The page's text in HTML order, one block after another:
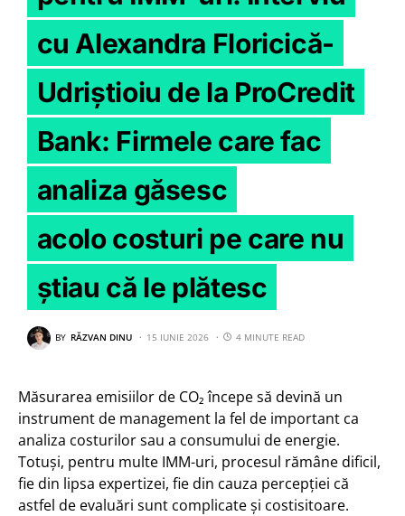
cu Alexandra Floricică-
Udriştioiu de la ProCredit
Bank: Firmele care fac
analiza găsesc
acolo costuri pe care nu
știau că le plătesc
BY RĂZVAN DINU 15 IUNIE 2026 4 MINUTE READ
Măsurarea emisiilor de CO₂ începe să devină un
instrument de management la fel de important ca
analiza costurilor sau a consumului de energie.
Totuși, pentru multe IMM-uri, procesul rămâne dificil,
fie din lipsa expertizei, fie din cauza percepției că
astfel de evaluări sunt complicate și costisitoare.